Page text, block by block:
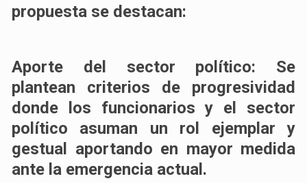
propuesta se destacan:
Aporte del sector político: Se
plantean criterios de progresividad
donde los funcionarios y el sector
político asuman un rol ejemplar y
gestual aportando en mayor medida
ante la emergencia actual.